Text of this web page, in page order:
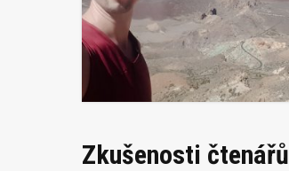
Zkušenosti čtenářů